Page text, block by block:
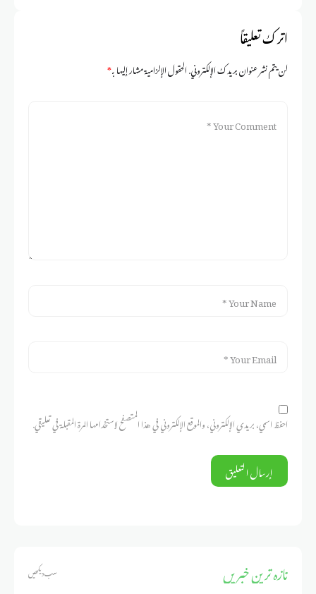
اترك تعليقاً
لن يتم نشر عنوان بريدك الإلكتروني.الحقول الإلزامية مشار إليها بـ*
احفظ اسمي، بريدي الإلكتروني، والموقع الإلكتروني في هذا المتصفح لاستخدامها المرة المقبلة في تعليقي.
تازہ ترین خبریں سب دیکھیں